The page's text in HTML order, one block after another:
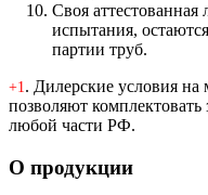
Своя аттестованная
испытания,
партии труб.
+1. Дилерские условия на
позволяют
любой части РФ.
О продукции